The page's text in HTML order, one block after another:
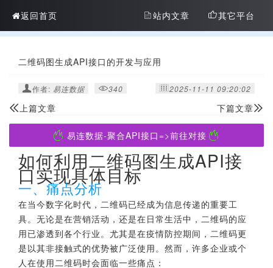
返回首页 站内文章 其它平台
二维码图生成API接口的开发与应用
作者: 易连数据 340 2025-11-11 09:20:02
上篇文章 下篇文章
易连数据-聚合API接口=>前往对接
如何利用二维码图生成API接
口实现具体目标
一、痛点分析
在当今数字化时代，二维码已经成为信息传递的重要工
具。无论是在营销活动，还是在日常生活中，二维码的应
用已渗透到各个行业。尤其是在疫情防控期间，二维码更
是以其非接触式的优势被广泛使用。然而，许多企业或个
人在使用二维码时会面临一些痛点：